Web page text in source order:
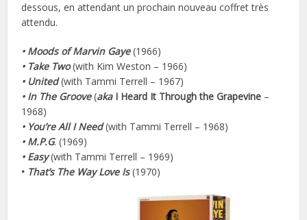
dessous, en attendant un prochain nouveau coffret très
attendu.
• Moods of Marvin Gaye(1966)
• Take Two(with Kim Weston – 1966)
• United(with Tammi Terrell – 1967)
• In The Groove(akaI Heard It Through the Grapevine –
1968)
• You’re All I Need(with Tammi Terrell – 1968)
• M.P.G. (1969)
• Easy(with Tammi Terrell – 1969)
• That’s The Way Love Is(1970)